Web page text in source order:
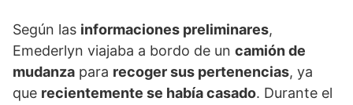
Según las informaciones preliminares,
Emederlyn viajaba a bordo de un camión de
mudanza para recoger sus pertenencias, ya
que recientemente se había casado. Durante el